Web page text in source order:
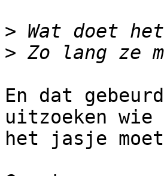
>
>
En dat
uitzoeken wie
het jasje